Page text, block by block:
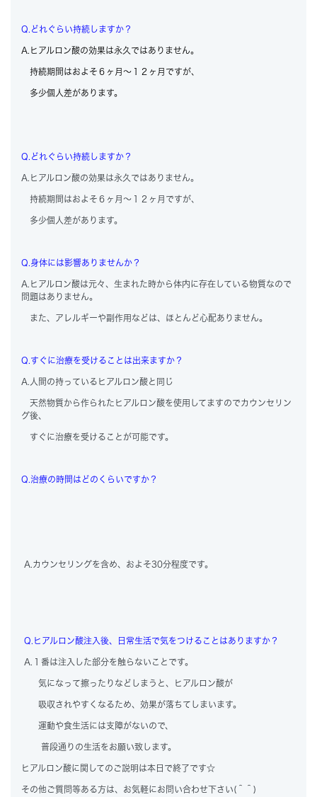
Q.どれぐらい持続しますか？
A.ヒアルロン酸の効果は永久ではありません。
持続期間はおよそ６ヶ月～１２ヶ月ですが、
多少個人差があります。
Q.どれぐらい持続しますか？
A.ヒアルロン酸の効果は永久ではありません。
持続期間はおよそ６ヶ月～１２ヶ月ですが、
多少個人差があります。
Q.身体には影響ありませんか？
A.ヒアルロン酸は元々、生まれた時から体内に存在している物質なので
問題はありません。
また、アレルギーや副作用などは、ほとんど心配ありません。
Q.すぐに治療を受けることは出来ますか？
A.人間の持っているヒアルロン酸と同じ
天然物質から作られたヒアルロン酸を使用してますのでカウンセリン
グ後、
すぐに治療を受けることが可能です。
Q.治療の時間はどのくらいですか？
A.カウンセリングを含め、およそ30分程度です。
Q.ヒアルロン酸注入後、日常生活で気をつけることはありますか？
A.１番は注入した部分を触らないことです。
気になって擦ったりなどしまうと、ヒアルロン酸が
吸収されやすくなるため、効果が落ちてしまいます。
運動や食生活には支障がないので、
普段通りの生活をお願い致します。
ヒアルロン酸に関してのご説明は本日で終了です☆
その他ご質問等ある方は、お気軽にお問い合わせ下さい(＾＾)